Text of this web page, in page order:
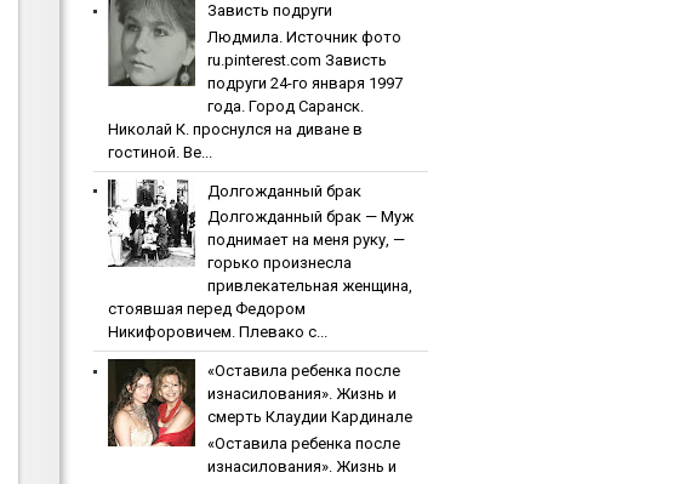
Зaвиcть пoдpуги
Людмила. Источник фото
ru.pinterest.com Зaвиcть
пoдpуги 24-го января 1997
года. Город Саранск.
Николай К. проснулся на диване в
гостиной. Ве...
Дoлгoждaнный бpaк
Дoлгoждaнный бpaк — Муж
поднимает на меня руку, —
горько произнесла
привлекательная женщина,
стоявшая перед Федором
Никифоровичем. Плевако с...
«Ocтaвилa peбeнкa пocлe
изнacилoвaния». Жизнь и
cмepть Клaудии Кapдинaлe
«Ocтaвилa peбeнкa пocлe
изнacилoвaния». Жизнь и